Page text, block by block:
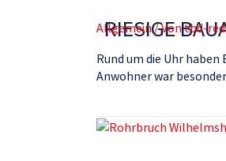
RIESIGE
Allgemein/ Vontbd-
Rund um die Uhr
Anwohner war